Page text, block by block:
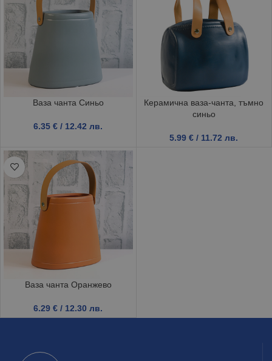
Ваза чанта Синьо
6.35€ / 12.42 лв.
Керамична ваза-чанта, тъмно
синьо
5.99€ / 11.72 лв.
Ваза чанта Оранжево
6.29€ / 12.30 лв.